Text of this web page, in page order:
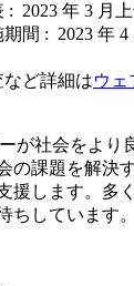
: 2023 年 3 月
間 : 2023 年 4
ど詳細はウェ
が社会をより
の課題を解決
援します。多
ちしています。